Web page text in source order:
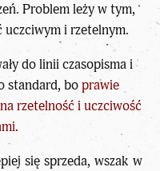
Problem leży w tym,
uczciwym i rzetelnym.
do linii czasopisma i
standard, boprawie
rzetelność i uczciwość
.
się sprzeda, wszak w